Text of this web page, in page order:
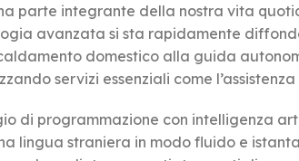
parte integrante della nostra vita
avanzata si sta rapidamente
domestico alla guida
servizi essenziali come
di programmazione con intelligenza
lingua straniera in modo fluido e